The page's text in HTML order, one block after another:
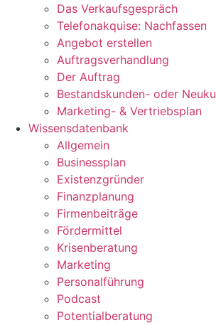
Das Verkaufsgespräch
Telefonakquise: Nachfassen
Angebot erstellen
Auftragsverhandlung
Der Auftrag
Bestandskunden- oder
Marketing- & Vertriebsplan
Wissensdatenbank
Allgemein
Businessplan
Existenzgründer
Finanzplanung
Firmenbeiträge
Fördermittel
Krisenberatung
Marketing
Personalführung
Podcast
Potentialberatung